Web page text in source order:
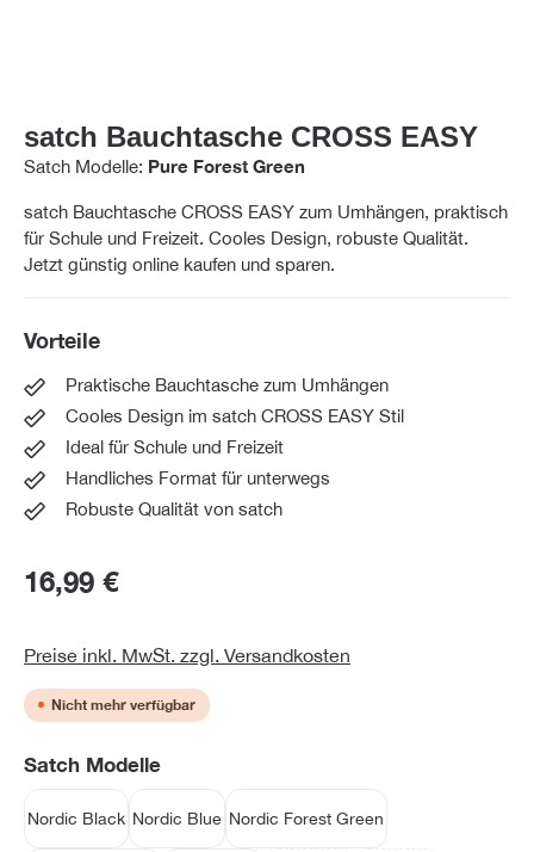
satch Bauchtasche CROSS EASY
Satch Modelle: Pure Forest Green
satch Bauchtasche CROSS EASY zum Umhängen, praktisch
für Schule und Freizeit. Cooles Design, robuste Qualität.
Jetzt günstig online kaufen und sparen.
Vorteile
Praktische Bauchtasche zum Umhängen
Cooles Design im satch CROSS EASY Stil
Ideal für Schule und Freizeit
Handliches Format für unterwegs
Robuste Qualität von satch
16,99 €
Preise inkl. MwSt. zzgl. Versandkosten
Nicht mehr verfügbar
Satch Modelleauswählen
Nordic Black Nordic Blue Nordic Forest Green